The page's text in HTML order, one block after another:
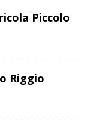
Piccolo
Riggio